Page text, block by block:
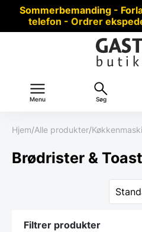
Sommerbemanding -
telefon - Ordrer
Menu Søg
Hjem/Alle produkter/
Brødrister &
Filtrer produkter